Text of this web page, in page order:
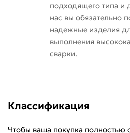
подходящего типа и
нас вы обязательно
надежные изделия
выполнения
сварки.
Классификация
Чтобы ваша покупка полностью